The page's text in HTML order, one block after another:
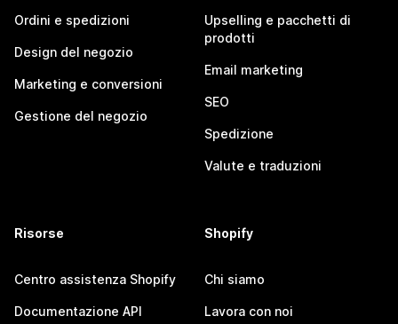
Ordini e spedizioni
Design del negozio
Marketing e conversioni
Gestione del negozio
Upselling e pacchetti di
prodotti
Email marketing
SEO
Spedizione
Valute e traduzioni
Risorse
Centro assistenza Shopify
Documentazione API
Shopify
Chi siamo
Lavora con noi